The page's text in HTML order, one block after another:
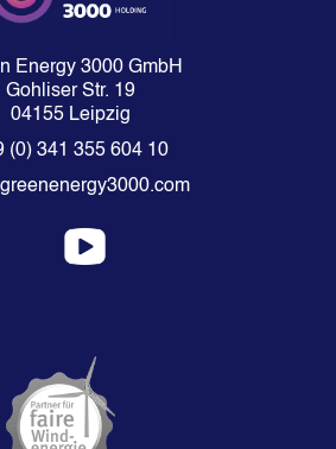
Energy 3000 GmbH
Gohliser Str. 19
04155 Leipzig
(0) 341 355 604 10